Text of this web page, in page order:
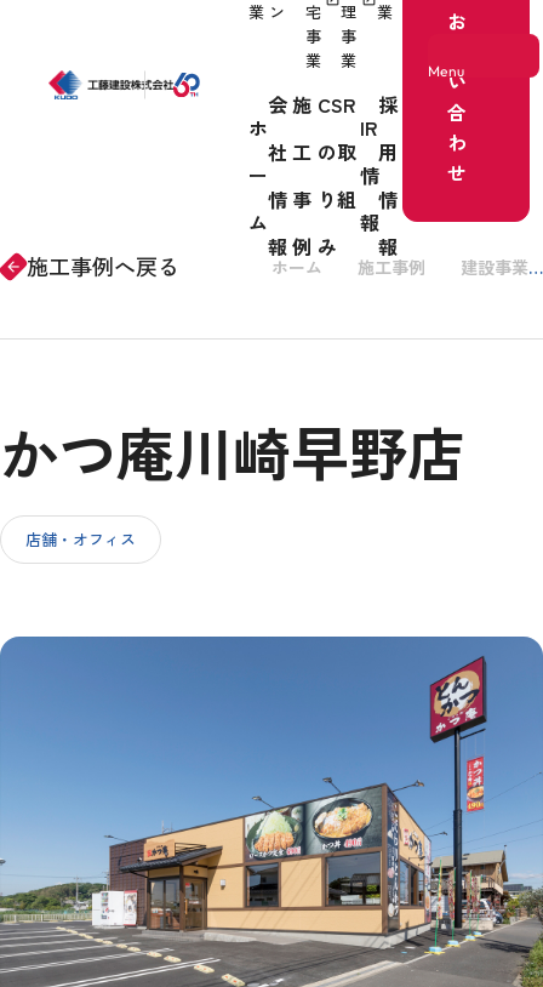
Menu
施工事例
CSRの取り組み
IR情報
お問い合わせ
業 ン
宅
事
業
理
事
業
業
ホ
ー
ム
会
社
情
報
施
工
事
例
CSR
の取
り組
み
IR
情
報
採
用
情
報
お
い
合
わ
せ
arrow_forward 施工事例へ戻る ホーム 施工事例 建設事業
かつ庵川崎早野店
店舗・オフィス